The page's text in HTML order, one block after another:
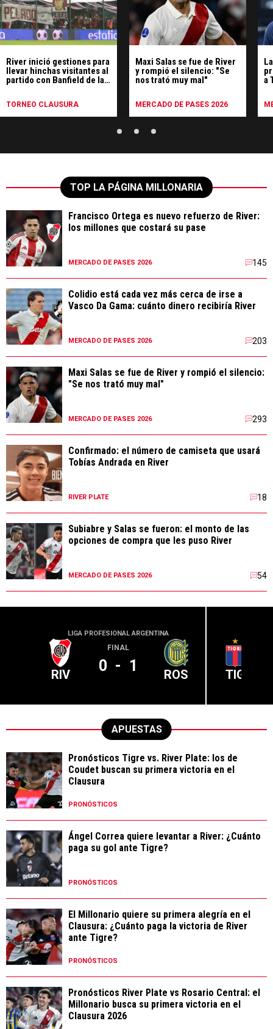
River inició gestiones para
llevar hinchas visitantes al
partido con Banfield de la
TORNEO CLAUSURA
Maxi Salas se fue de River
y rompió el silencio: "Se
nos trató muy mal"
MERCADO DE PASES 2026
a
TOP LA PÁGINA MILLONARIA
Francisco Ortega es nuevo refuerzo de River:
los millones que costará su pase
MERCADO DE PASES 2026 145
Colidio está cada vez más cerca de irse a
Vasco Da Gama: cuánto dinero recibiría River
MERCADO DE PASES 2026 203
Maxi Salas se fue de River y rompió el silencio:
"Se nos trató muy mal"
MERCADO DE PASES 2026 293
Confirmado: el número de camiseta que usará
Tobías Andrada en River
RIVER PLATE 18
Subiabre y Salas se fueron: el monto de las
opciones de compra que les puso River
MERCADO DE PASES 2026 54
LIGA PROFESIONAL ARGENTINA
RIV
FINAL
0 - 1 ROS TIG
APUESTAS
Pronósticos Tigre vs. River Plate: los de
Coudet buscan su primera victoria en el
Clausura
PRONÓSTICOS
Ángel Correa quiere levantar a River: ¿Cuánto
paga su gol ante Tigre?
PRONÓSTICOS
El Millonario quiere su primera alegría en el
Clausura: ¿Cuánto paga la victoria de River
ante Tigre?
PRONÓSTICOS
Pronósticos River Plate vs Rosario Central: el
Millonario busca su primera victoria en el
Clausura 2026